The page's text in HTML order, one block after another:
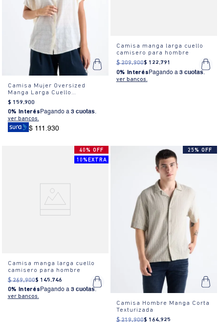
Camisa Mujer Oversized
Manga Larga Cuello
Camisero Textura Blanca
$ 159.900
0% Interés Pagando a 3 cuotas.
ver bancos.
$ 111.930
Camisa manga larga cuello
camisero para hombre
$ 209.900$ 122.791
0% Interés Pagando a 3 cuotas.
ver bancos.
40% OFF
10%EXTRA
Camisa manga larga cuello
camisero para hombre
$ 269.900$ 145.746
0% InterésPagando a 3 cuotas.
ver bancos.
25% OFF
Camisa Hombre Manga Corta
Texturizada
$ 219.900$ 164.925